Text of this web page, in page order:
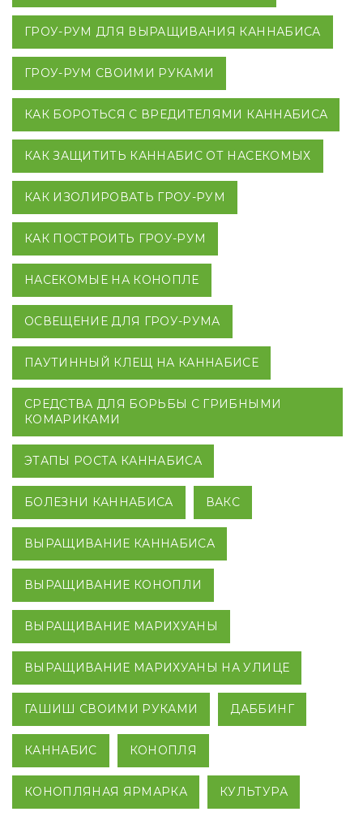
ГРОУ-РУМ ДЛЯ ВЫРАЩИВАНИЯ КАННАБИСА
ГРОУ-РУМ СВОИМИ РУКАМИ
КАК БОРОТЬСЯ С ВРЕДИТЕЛЯМИ КАННАБИСА
КАК ЗАЩИТИТЬ КАННАБИС ОТ НАСЕКОМЫХ
КАК ИЗОЛИРОВАТЬ ГРОУ-РУМ
КАК ПОСТРОИТЬ ГРОУ-РУМ
НАСЕКОМЫЕ НА КОНОПЛЕ
ОСВЕЩЕНИЕ ДЛЯ ГРОУ-РУМА
ПАУТИННЫЙ КЛЕЩ НА КАННАБИСЕ
СРЕДСТВА ДЛЯ БОРЬБЫ С ГРИБНЫМИ
КОМАРИКАМИ
ЭТАПЫ РОСТА КАННАБИСА
БОЛЕЗНИ КАННАБИСА ВАКС
ВЫРАЩИВАНИЕ КАННАБИСА
ВЫРАЩИВАНИЕ КОНОПЛИ
ВЫРАЩИВАНИЕ МАРИХУАНЫ
ВЫРАЩИВАНИЕ МАРИХУАНЫ НА УЛИЦЕ
ГАШИШ СВОИМИ РУКАМИ ДАББИНГ
КАННАБИС КОНОПЛЯ
КОНОПЛЯНАЯ ЯРМАРКА КУЛЬТУРА